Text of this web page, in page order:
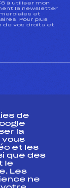
à utiliser mon
la newsletter
et
Pour plus
de vos droits et
de
la
et les
que des
le
Les
ne